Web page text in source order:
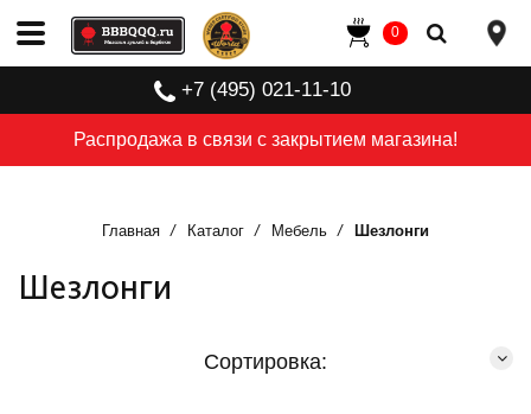
Распродажа в связи с закрытием магазина!
+7 (495) 021-11-10
0
Главная Каталог Мебель Шезлонги
Шезлонги
Сортировка: